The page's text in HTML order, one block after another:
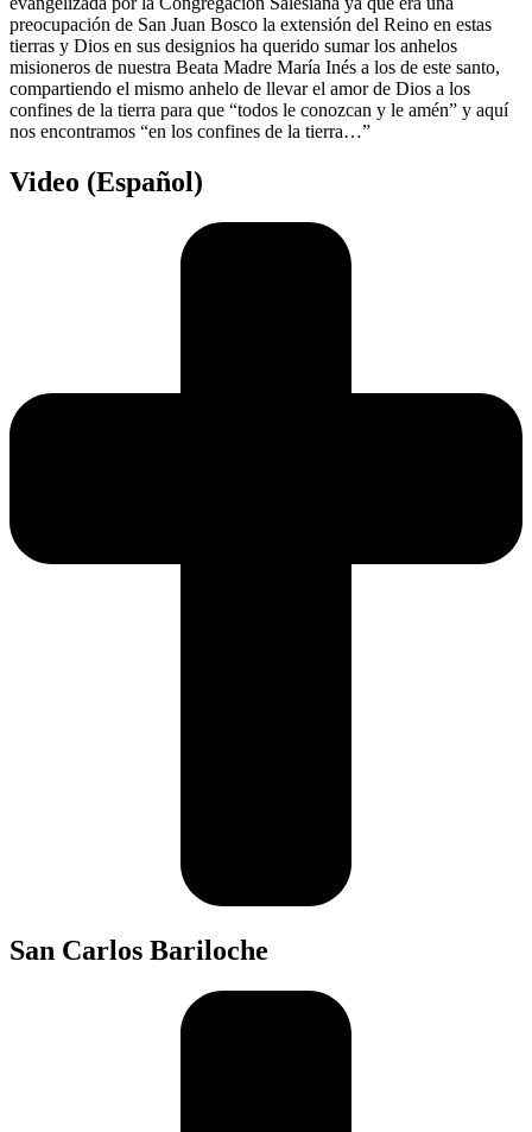
preocupación de San Juan Bosco la extensión del Reino en estas
tierras y Dios en sus designios ha querido sumar los anhelos
misioneros de nuestra Beata Madre María Inés a los de este santo,
compartiendo el mismo anhelo de llevar el amor de Dios a los
confines de la tierra para que “todos le conozcan y le amén” y aquí
nos encontramos “en los confines de la tierra…”
Video (Español)
San Carlos Bariloche